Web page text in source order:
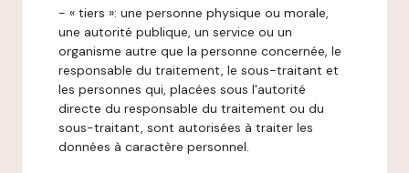
- « tiers »: une personne physique ou morale,
une autorité publique, un service ou un
organisme autre que la personne concernée, le
responsable du traitement, le sous-traitant et
les personnes qui, placées sous l'autorité
directe du responsable du traitement ou du
sous-traitant, sont autorisées à traiter les
données à caractère personnel.